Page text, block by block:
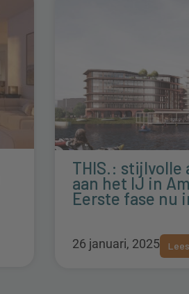
THIS.:
aan het IJ in
Eerste fase nu
26 januari, 2025